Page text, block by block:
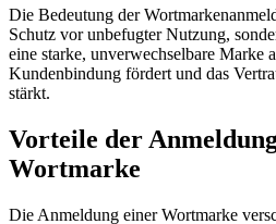
Die Bedeutung der
Schutz vor unbefugter Nutzung,
eine starke, unverwechselbare Marke
Kundenbindung fördert und das
stärkt.
Vorteile der
Wortmarke
Die Anmeldung einer Wortmarke